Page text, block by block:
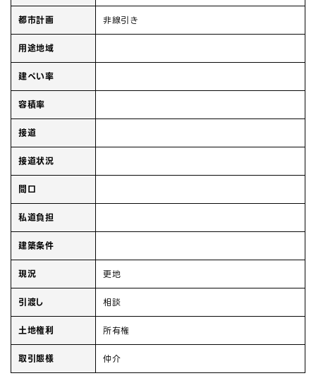
都市計画 非線引き
用途地域
建ぺい率
容積率
接道
接道状況
間口
私道負担
建築条件
現況 更地
引渡し 相談
土地権利 所有権
取引態様 仲介